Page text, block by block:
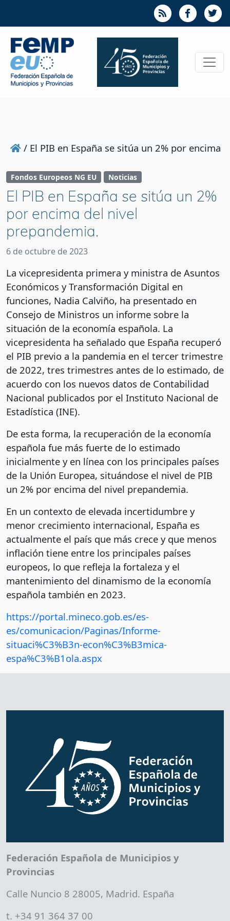
/ El PIB en España se sitúa un 2% por encima
Fondos Europeos NG EU Noticias
El PIB en España se sitúa un 2%
por encima del nivel
prepandemia.
6 de octubre de 2023
La vicepresidenta primera y ministra de Asuntos
Económicos y Transformación Digital en
funciones, Nadia Calviño, ha presentado en
Consejo de Ministros un informe sobre la
situación de la economía española. La
vicepresidenta ha señalado que España recuperó
el PIB previo a la pandemia en el tercer trimestre
de 2022, tres trimestres antes de lo estimado, de
acuerdo con los nuevos datos de Contabilidad
Nacional publicados por el Instituto Nacional de
Estadística (INE).
De esta forma, la recuperación de la economía
española fue más fuerte de lo estimado
inicialmente y en línea con los principales países
de la Unión Europea, situándose el nivel de PIB
un 2% por encima del nivel prepandemia.
En un contexto de elevada incertidumbre y
menor crecimiento internacional, España es
actualmente el país que más crece y que menos
inflación tiene entre los principales países
europeos, lo que refleja la fortaleza y el
mantenimiento del dinamismo de la economía
española también en 2023.
https://portal.mineco.gob.es/es-
es/comunicacion/Paginas/Informe-
situaci%C3%B3n-econ%C3%B3mica-
espa%C3%B1ola.aspx
Federación Española de Municipios y
Provincias
Calle Nuncio 8 28005, Madrid. España
t. +34 91 364 37 00